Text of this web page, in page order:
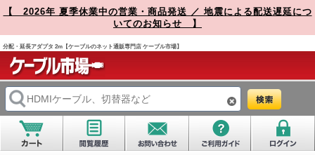
【 2026年 夏季休業中の営業・商品発送 ／ 地震による配送遅延につ
いてのお知らせ 】
分配・延長アダプタ 2m【ケーブルのネット通販専門店 ケーブル市場】